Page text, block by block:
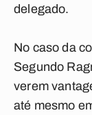
delegado.
No caso da
Segundo
verem
até mesmo